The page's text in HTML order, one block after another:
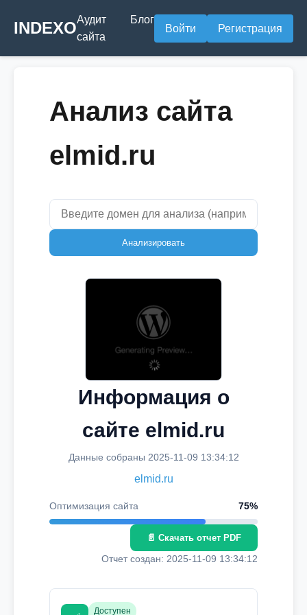
INDEXOАудит
сайта
Блог
Войти Регистрация
Анализ сайта
elmid.ru
Анализировать
Информация о
сайте elmid.ru
Данные собраны 2025-11-09 13:34:12
elmid.ru
Оптимизация сайта 75%
📄 Скачать отчет PDF
Отчет создан: 2025-11-09 13:34:12
Доступен